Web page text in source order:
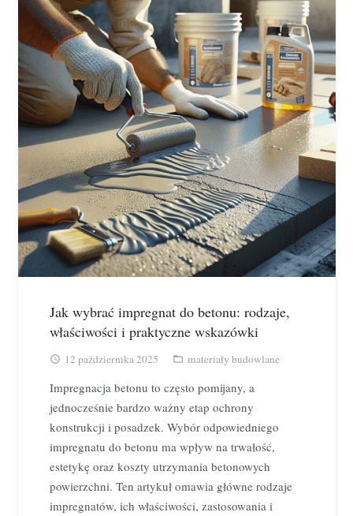
Jak wybrać impregnat do betonu: rodzaje,
właściwości i praktyczne wskazówki
access_time 12 października 2025 folder_open materiały budowlane
Impregnacja betonu to często pomijany, a
jednocześnie bardzo ważny etap ochrony
konstrukcji i posadzek. Wybór odpowiedniego
impregnatu do betonu ma wpływ na trwałość,
estetykę oraz koszty utrzymania betonowych
powierzchni. Ten artykuł omawia główne rodzaje
impregnatów, ich właściwości, zastosowania i